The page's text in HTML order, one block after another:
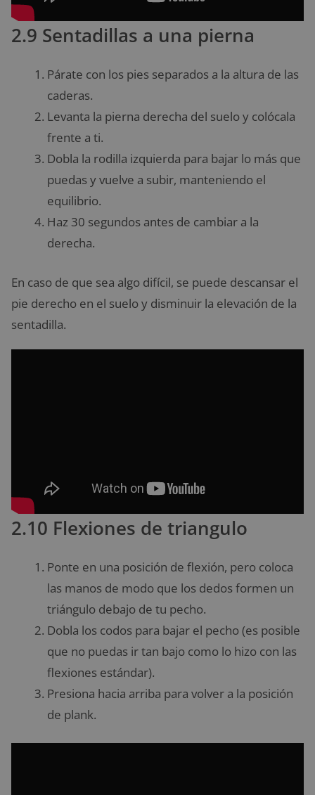
2.9 Sentadillas a una pierna
Párate con los pies separados a la altura de las
caderas.
Levanta la pierna derecha del suelo y colócala
frente a ti.
Dobla la rodilla izquierda para bajar lo más que
puedas y vuelve a subir, manteniendo el
equilibrio.
Haz 30 segundos antes de cambiar a la
derecha.
En caso de que sea algo difícil, se puede descansar el
pie derecho en el suelo y disminuir la elevación de la
sentadilla.
2.10 Flexiones de triangulo
Ponte en una posición de flexión, pero coloca
las manos de modo que los dedos formen un
triángulo debajo de tu pecho.
Dobla los codos para bajar el pecho (es posible
que no puedas ir tan bajo como lo hizo con las
flexiones estándar).
Presiona hacia arriba para volver a la posición
de plank.